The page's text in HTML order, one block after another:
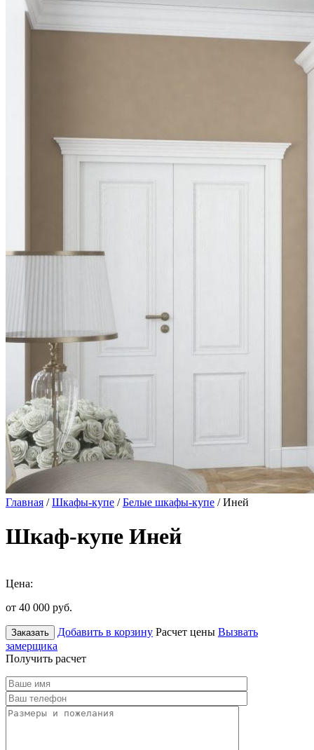
Главная /Шкафы-купе /Белые шкафы-купе / Иней
Шкаф-купе Иней
Цена:
от 40 000 руб.
Заказать Добавить в корзину Расчет цены Вызвать
замерщика
Получить расчет